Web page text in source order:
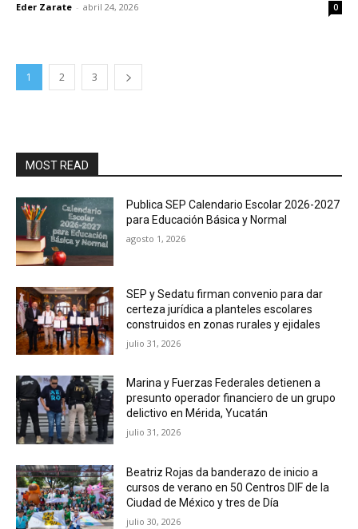
Eder Zarate - abril 24, 2026 0
1 2 3
MOST READ
Publica SEP Calendario Escolar 2026-2027
para Educación Básica y Normal
agosto 1, 2026
SEP y Sedatu firman convenio para dar
certeza jurídica a planteles escolares
construidos en zonas rurales y ejidales
julio 31, 2026
Marina y Fuerzas Federales detienen a
presunto operador financiero de un grupo
delictivo en Mérida, Yucatán
julio 31, 2026
Beatriz Rojas da banderazo de inicio a
cursos de verano en 50 Centros DIF de la
Ciudad de México y tres de Día
julio 30, 2026